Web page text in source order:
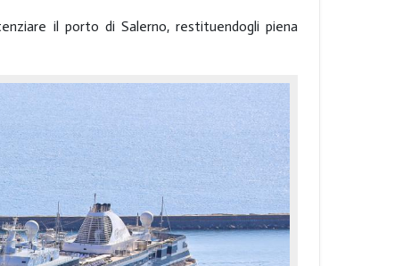
il porto di Salerno, restituendogli piena